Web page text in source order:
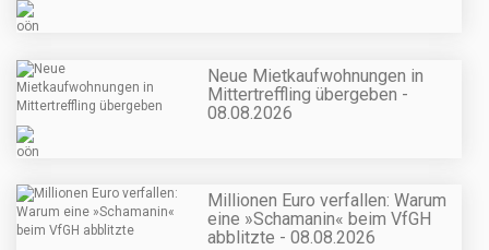
Neue Mietkaufwohnungen in
Mittertreffling übergeben -
08.08.2026
Millionen Euro verfallen: Warum
eine »Schamanin« beim VfGH
abblitzte - 08.08.2026